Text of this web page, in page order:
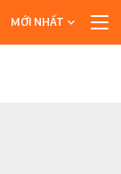
MỚI NHẤT